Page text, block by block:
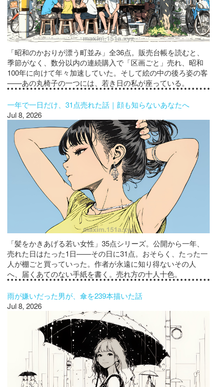
「昭和のかおりが漂う町並み」全36点。販売台帳を読むと、
季節がなく、数分以内の連続購入で「区画ごと」売れ、昭和
100年に向けて年々加速していた。そして絵の中の後ろ姿の客
——あの丸椅子の一つには、若き日の私が座っている。
一年で一日だけ、31点売れた話｜顔も知らないあなたへ
Jul 8, 2026
「髪をかきあげる若い女性」35点シリーズ。公開から一年、
売れた日はたった1日——その日に31点。おそらく、たった一
人が棚ごと買っていった。作者が永遠に知り得ないその人
へ、届くあてのない手紙を書く。売れ方の十人十色。
雨が嫌いだった男が、傘を239本描いた話
Jul 8, 2026